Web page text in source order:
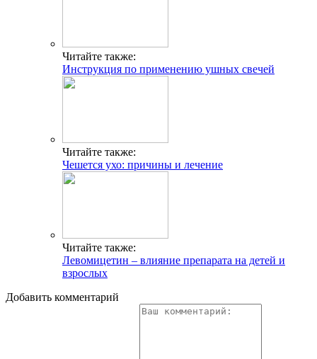
Читайте также:
Инструкция по применению ушных свечей
Читайте также:
Чешется ухо: причины и лечение
Читайте также:
Левомицетин – влияние препарата на детей и
взрослых
Добавить комментарий